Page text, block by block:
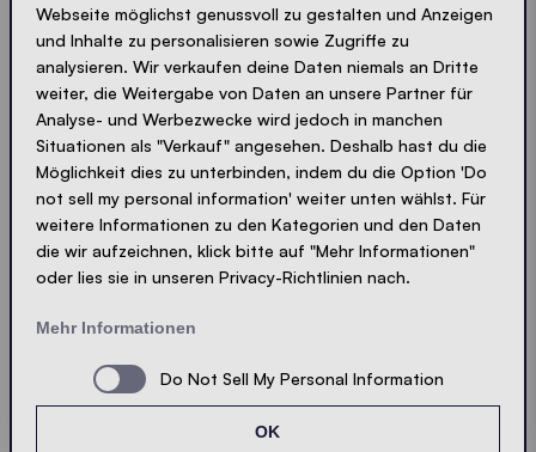
PRIVACY AKZEPTIEREN
Absenden
LOADING - LOADING - LOADING - LOADING -
Cookies
Kontakt
Webseite möglichst genussvoll zu gestalten und Anzeigen
und Inhalte zu personalisieren sowie Zugriffe zu
analysieren. Wir verkaufen deine Daten niemals an Dritte
weiter, die Weitergabe von Daten an unsere Partner für
Analyse- und Werbezwecke wird jedoch in manchen
Situationen als "Verkauf" angesehen. Deshalb hast du die
Möglichkeit dies zu unterbinden, indem du die Option 'Do
not sell my personal information' weiter unten wählst. Für
weitere Informationen zu den Kategorien und den Daten
die wir aufzeichnen, klick bitte auf "Mehr Informationen"
oder lies sie in unseren Privacy-Richtlinien nach.
Mehr Informationen
Do Not Sell My Personal Information
OK